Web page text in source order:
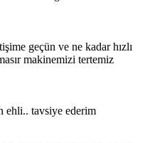
geçün ve ne kadar hızlı
makinemizi tertemiz
ehli.. tavsiye ederim